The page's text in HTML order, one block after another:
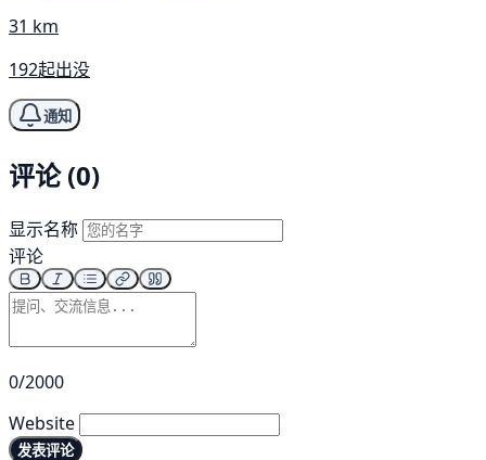
31 km
192起出没
通知
评论 (0)
显示名称
评论
0/2000
Website
发表评论